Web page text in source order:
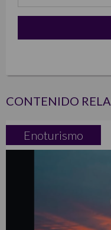
CONTENIDO
Enoturismo